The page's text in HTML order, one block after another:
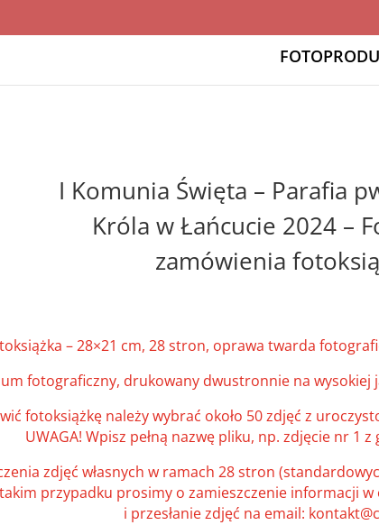
I Komunia Święta – Parafia
Króla w Łańcucie 2024 –
zamówienia
– 28×21 cm, 28 stron, oprawa twarda
fotograficzny, drukowany dwustronnie na
fotoksiążkę należy wybrać około 50 zdjęć z
UWAGA! Wpisz pełną nazwę pliku, np. zdjęcie nr 1 z
zdjęć własnych w ramach 28 stron
przypadku prosimy o zamieszczenie informacji
i przesłanie zdjęć na email: